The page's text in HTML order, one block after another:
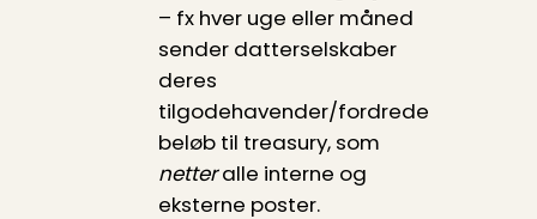
– fx hver uge eller måned
sender datterselskaber
deres
tilgodehavender/fordrede
beløb til treasury, som
netteralle interne og
eksterne poster.